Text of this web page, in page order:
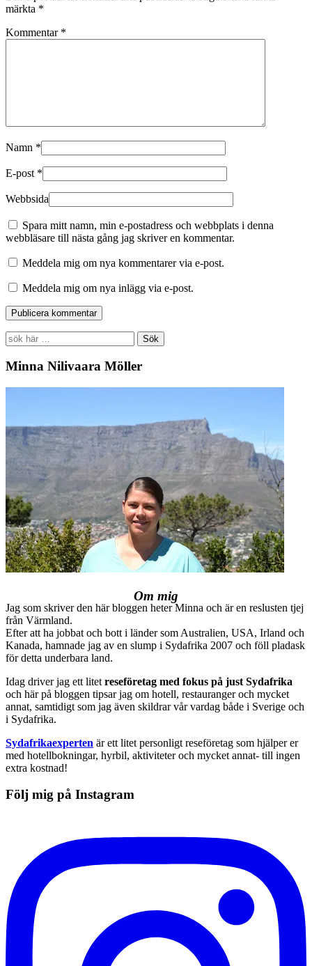
märkta *
Kommentar *
Namn *
E-post *
Webbsida
Spara mitt namn, min e-postadress och webbplats i denna
webbläsare till nästa gång jag skriver en kommentar.
Meddela mig om nya kommentarer via e-post.
Meddela mig om nya inlägg via e-post.
Search
for:
Minna Nilivaara Möller
Om mig
Jag som skriver den här bloggen heter Minna och är en reslusten tjej
från Värmland.
Efter att ha jobbat och bott i länder som Australien, USA, Irland och
Kanada, hamnade jag av en slump i Sydafrika 2007 och föll pladask
för detta underbara land.
Idag driver jag ett litet reseföretag med fokus på just Sydafrika
och här på bloggen tipsar jag om hotell, restauranger och mycket
annat, samtidigt som jag även skildrar vår vardag både i Sverige och
i Sydafrika.
Sydafrikaexperten är ett litet personligt reseföretag som hjälper er
med hotellbokningar, hyrbil, aktiviteter och mycket annat- till ingen
extra kostnad!
Följ mig på Instagram